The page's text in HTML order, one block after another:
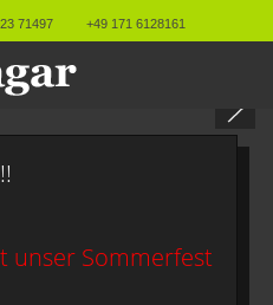
71497 +49 171 6128161
unser Sommerfest